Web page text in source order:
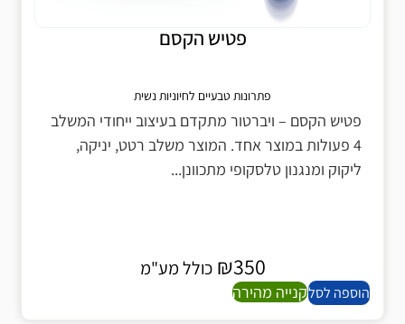
פטיש הקסם
פתרונות טבעיים לחיוניות נשית
פטיש הקסם – ויברטור מתקדם בעיצוב ייחודי המשלב
4 פעולות במוצר אחד. המוצר משלב רטט, יניקה,
ליקוק ומנגנון טלסקופי מתכוונן...
₪350 כולל מע"מ
הוספה לסלקנייה מהירה